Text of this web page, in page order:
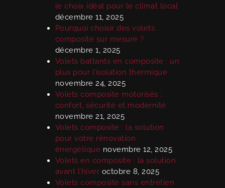
le choix idéal pour le climat local
décembre 11, 2025
Pourquoi choisir des volets
composite sur mesure ?
décembre 1, 2025
Volets battants en composite : un
plus pour l’isolation thermique
novembre 24, 2025
Volets composite motorisés :
confort, sécurité et modernité
novembre 21, 2025
Volets composite : la solution
pour votre rénovation
énergétique novembre 12, 2025
Volets en composite : la solution
avant l’hiver octobre 8, 2025
Volets composite sans entretien